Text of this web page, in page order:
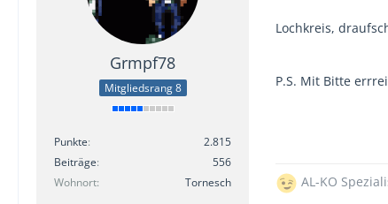
Grmpf78
Mitgliedsrang 8
Punkte
2.815
Beiträge
556
Wohnort
Tornesch
Lochkreis,
P.S. Mit Bitte
AL-KO